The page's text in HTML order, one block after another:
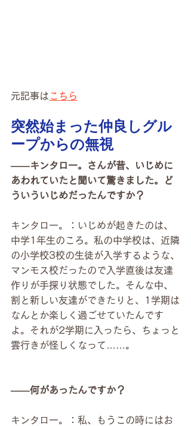
元記事は こちら
突然始まった仲良しグル
ープからの無視
――キンタロー。さんが昔、いじめに
あわれていたと聞いて驚きました。ど
ういういじめだったんですか？
キンタロー。：いじめが起きたのは、
中学1年生のころ。私の中学校は、近隣
の小学校3校の生徒が入学するような、
マンモス校だったので入学直後は友達
作りが手探り状態でした。そんな中、
割と新しい友達ができたりと、1学期は
なんとか楽しく過ごせていたんです
よ。それが2学期に入ったら、ちょっと
雲行きが怪しくなって……。
――何があったんですか？
キンタロー。：私、もうこの時にはお